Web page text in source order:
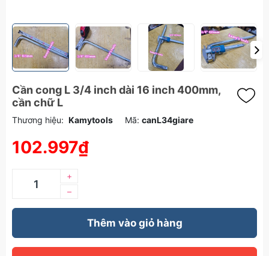
Cần cong L 3/4 inch dài 16 inch 400mm,
cần chữ L
Thương hiệu: Kamytools Mã: canL34giare
102.997₫
–
+
Thêm vào giỏ hàng